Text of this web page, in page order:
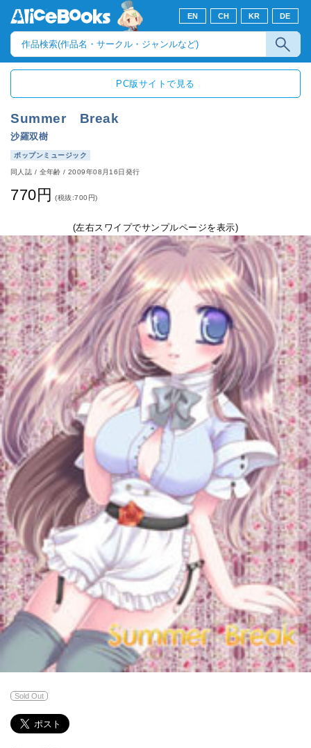
EN CH KR DE
PC版サイトで見る
Summer Break
沙羅双樹
ポップンミュージック
同人誌 / 全年齢/2009年08月16日発行
770円 (税抜:700円)
(左右スワイプでサンプルページを表示)
Sold Out